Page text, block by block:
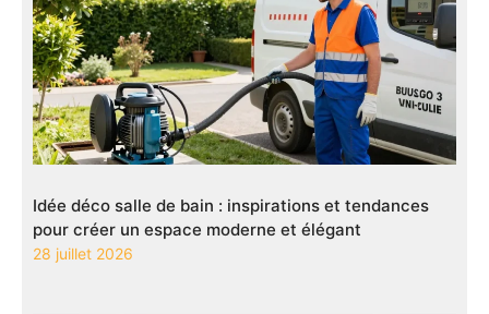
Idée déco salle de bain : inspirations et tendances
pour créer un espace moderne et élégant
28 juillet 2026